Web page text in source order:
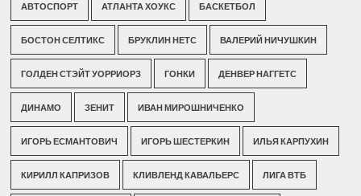
АВТОСПОРТ АТЛАНТА ХОУКС БАСКЕТБОЛ
БОСТОН СЕЛТИКС БРУКЛИН НЕТС ВАЛЕРИЙ НИЧУШКИН
ГОЛДЕН СТЭЙТ УОРРИОРЗ ГОНКИ ДЕНВЕР НАГГЕТС
ДИНАМО ЗЕНИТ ИВАН МИРОШНИЧЕНКО
ИГОРЬ ЕСМАНТОВИЧ ИГОРЬ ШЕСТЕРКИН ИЛЬЯ КАРПУХИН
КИРИЛЛ КАПРИЗОВ КЛИВЛЕНД КАВАЛЬЕРС ЛИГА ВТБ